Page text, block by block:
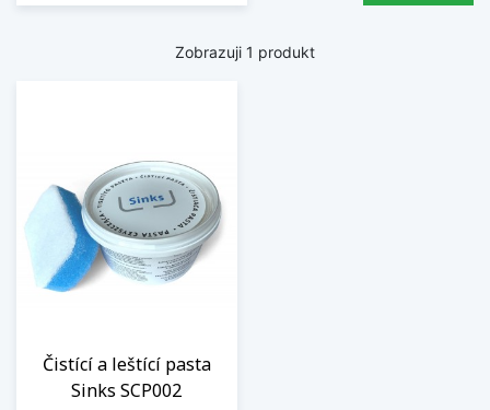
Zobrazuji 1 produkt
Čistící a leštící pasta
Sinks SCP002